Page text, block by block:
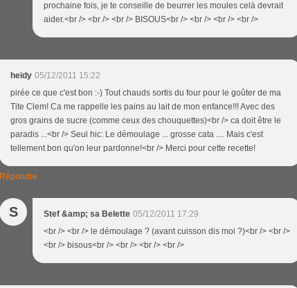
prochaine fois, je te conseille de beurrer les moules celà devrait
aider.<br /> <br /> <br /> BISOUS<br /> <br /> <br /> <br />
heidy 05/12/2011 15:22
pirée ce que c'est bon :-) Tout chauds sortis du four pour le goûter de ma
Tite Clem! Ca me rappelle les pains au lait de mon enfance!!! Avec des
gros grains de sucre (comme ceux des chouquettes)<br /> ca doit être le
paradis ...<br /> Seul hic: Le démoulage ... grosse cata .... Mais c'est
tellement bon qu'on leur pardonne!<br /> Merci pour cette recette!
Répondre
S Stef &amp; sa Belette 05/12/2011 17:29
<br /> <br /> le démoulage ? (avant cuisson dis moi ?)<br /> <br />
<br /> bisous<br /> <br /> <br /> <br />